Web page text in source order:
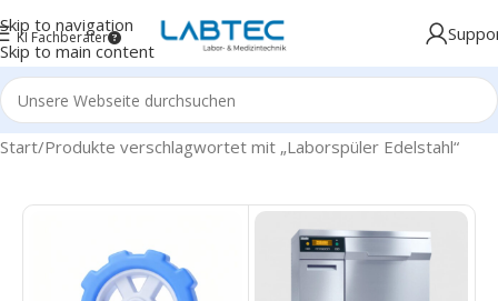
Skip to navigation
Skip to main content
KI Fachberater
Start Produkte verschlagwortet mit „Laborspüler Edelstahl“